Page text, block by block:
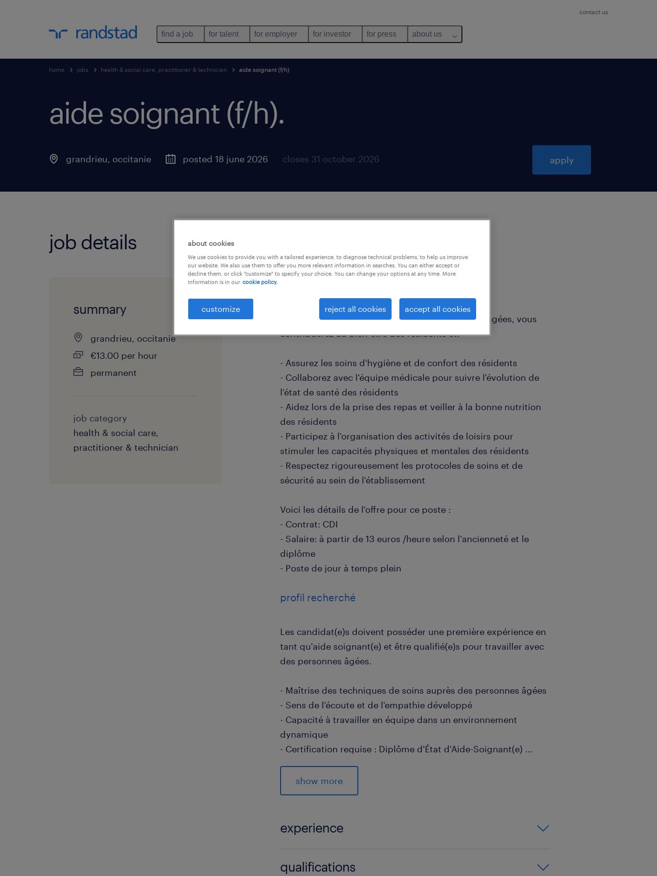
contact us
find a job for talent for employer for investor for press about us
home jobs health & social care, practitioner & technician aide soignant (f/h)
aide soignant (f/h).
grandrieu, occitanie posted 18 june 2026 closes 31 october 2026 apply
job details
summary
grandrieu, occitanie
€13.00 per hour
permanent
job category
health & social care,
practitioner & technician
Au sein d'un établissement dédié aux personnes âgées, vous
contribuerez au bien-être des résidents et:
- Assurez les soins d'hygiène et de confort des résidents
- Collaborez avec l'équipe médicale pour suivre l'évolution de
l'état de santé des résidents
- Aidez lors de la prise des repas et veiller à la bonne nutrition
des résidents
- Participez à l'organisation des activités de loisirs pour
stimuler les capacités physiques et mentales des résidents
- Respectez rigoureusement les protocoles de soins et de
sécurité au sein de l'établissement
Voici les détails de l'offre pour ce poste :
- Contrat: CDI
- Salaire: à partir de 13 euros /heure selon l'ancienneté et le
diplôme
- Poste de jour à temps plein
profil recherché
Les candidat(e)s doivent posséder une première expérience en
tant qu'aide soignant(e) et être qualifié(e)s pour travailler avec
des personnes âgées.
- Maîtrise des techniques de soins auprès des personnes âgées
- Sens de l'écoute et de l'empathie développé
- Capacité à travailler en équipe dans un environnement
dynamique
- Certification requise : Diplôme d'État d'Aide-Soignant(e) ...
- Compréhension des règles d'hygiène et de sécurité en milieu
médical
Vous avez les compétences pour réussir dans ce poste ?
Postulez dès maintenant pour découvrir comment notre
vos objectifs de carrière tout en vous offrant un
show more
experience
qualifications
about cookies
We use cookies to provide you with a tailored experience, to diagnose technical problems, to help us improve
our website. We also use them to offer you more relevant information in searches. You can either accept or
decline them, or click "customize" to specify your choice. You can change your options at any time. More
information is in our cookie policy.
customize reject all cookies accept all cookies